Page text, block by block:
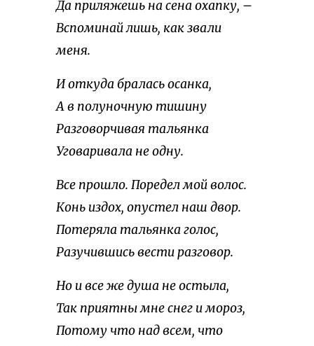
Да приляжешь на сена охапку, –
Вспоминай лишь, как звали
меня.
И откуда бралась осанка,
А в полуночную тишину
Разговорчивая тальянка
Уговаривала не одну.
Все прошло. Поредел мой волос.
Конь издох, опустел наш двор.
Потеряла тальянка голос,
Разучившись вести разговор.
Но и все же душа не остыла,
Так приятны мне снег и мороз,
Потому что над всем, что